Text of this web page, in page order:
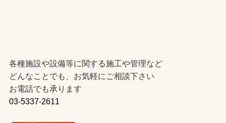
各種施設や設備等に関する施工や管理など
どんなことでも、お気軽にご相談下さい
お電話でも承ります
03-5337-2611